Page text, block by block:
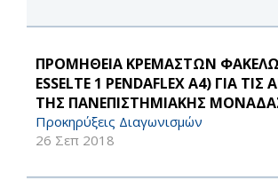
ΠΡΟΜΗΘΕΙΑ ΚΡΕΜΑΣΤΩΝ
ESSELTE 1 PENDAFLEX A4) ΓΙΑ ΤΙΣ
ΤΗΣ ΠΑΝΕΠΙΣΤΗΜΙΑΚΗΣ
Προκηρύξεις Διαγωνισμών
26 Σεπ 2018